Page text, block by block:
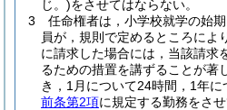
じ。)をさせてはならない。
3
任命権者は，小学校就学の始
員が，規則で定めるところによ
に請求した場合には，当該請求
るための措置を講ずることが著
き，1月について24時間，1年に
前条第2項に規定する勤務をさせ